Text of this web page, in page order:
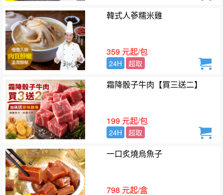
韓式人蔘糯米雞
359 元起/包
24H 超取
霜降骰子牛肉【買三送二】
199 元起/包
24H 超取
一口炙燒烏魚子
798 元起/盒